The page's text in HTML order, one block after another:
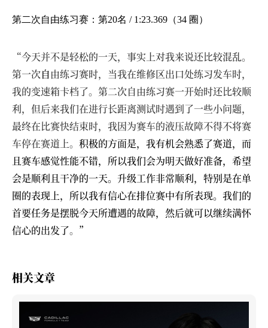
第二次自由练习赛：第20名 / 1:23.369（34 圈）
“今天并不是轻松的一天，事实上对我来说还比较混乱。
第一次自由练习赛时，当我在维修区出口处练习发车时，
我的变速箱卡档了。第二次自由练习赛一开始时还比较顺
利，但后来我们在进行长距离测试时遇到了一些小问题，
最终在比赛快结束时，我因为赛车的液压故障不得不将赛
车停在赛道上。 积极的方面是，我有机会熟悉了赛道，而
且赛车感觉性能不错，所以我们会为明天做好准备，希望
会是顺利且干净的一天。升级工作非常顺利，特别是在单
圈的表现上，所以我有信心在排位赛中有所表现。我们的
首要任务是摆脱今天所遭遇的故障，然后就可以继续满怀
信心的出发了。 ”
相关文章